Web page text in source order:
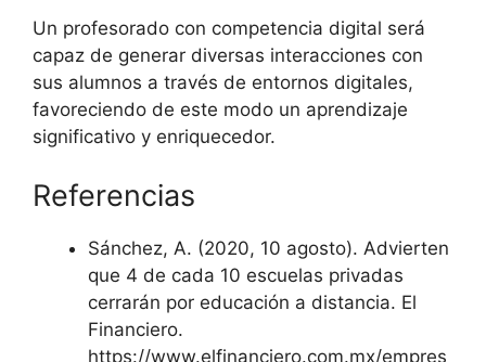
Un profesorado con competencia digital será
capaz de generar diversas interacciones con
sus alumnos a través de entornos digitales,
favoreciendo de este modo un aprendizaje
significativo y enriquecedor.
Referencias
Sánchez, A. (2020, 10 agosto). Advierten
que 4 de cada 10 escuelas privadas
cerrarán por educación a distancia. El
Financiero.
https://www.elfinanciero.com.mx/empres